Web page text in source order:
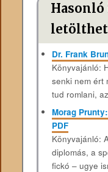
Dr. Frank
Könyvajánló:
senki nem ért
tud romlani,
Morag
PDF
Könyvajánló:
diplomás, a
fickó – ugye